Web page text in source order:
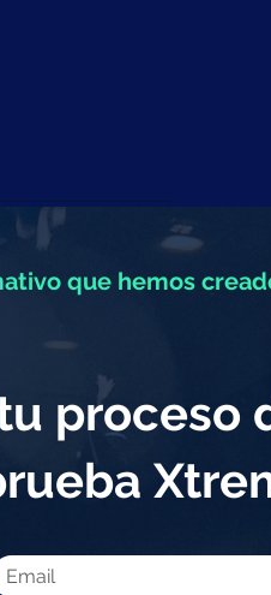
que hemos
proceso